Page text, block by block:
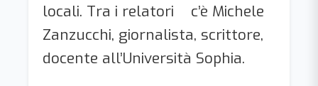
locali. Tra i relatori c’è Michele
Zanzucchi, giornalista, scrittore,
docente all’Università Sophia.